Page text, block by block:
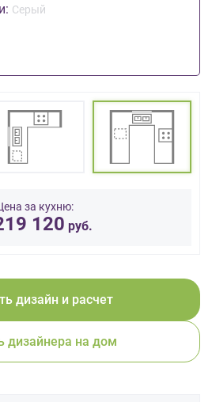
Серый
за кухню:
120 руб.
дизайн и расчет
дизайнера на дом